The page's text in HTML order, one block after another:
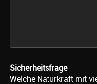
Sicherheitsfrage
Welche Naturkraft mit